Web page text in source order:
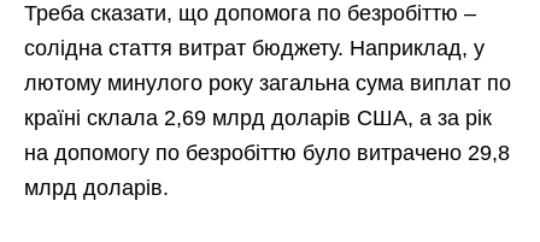
Треба сказати, що допомога по безробіттю –
солідна стаття витрат бюджету. Наприклад, у
лютому минулого року загальна сума виплат по
країні склала 2,69 млрд доларів США, а за рік
на допомогу по безробіттю було витрачено 29,8
млрд доларів.